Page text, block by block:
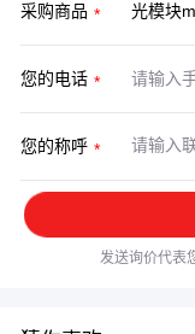
采购商品
您的电话
您的称呼
发送询价代表